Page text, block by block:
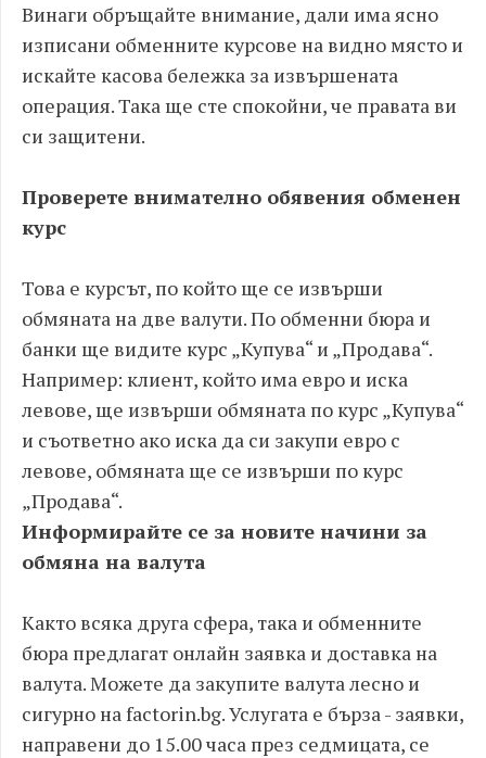
Винаги обръщайте внимание, дали има ясно
изписани обменните курсове на видно място и
искайте касова бележка за извършената
операция. Така ще сте спокойни, че правата ви
си защитени.
Проверете внимателно обявения обменен
курс
Това е курсът, по който ще се извърши
обмяната на две валути. По обменни бюра и
банки ще видите курс „Купува“ и „Продава“.
Например: клиент, който има евро и иска
левове, ще извърши обмяната по курс „Купува“
и съответно ако иска да си закупи евро с
левове, обмяната ще се извърши по курс
„Продава“.
Информирайте се за новите начини за
обмяна на валута
Както всяка друга сфера, така и обменните
бюра предлагат онлайн заявка и доставка на
валута. Можете да закупите валута лесно и
сигурно на factorin.bg. Услугата е бърза - заявки,
направени до 15.00 часа през седмицата, се